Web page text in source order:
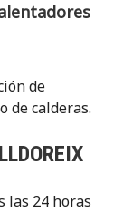
de
de calderas.
las 24 horas